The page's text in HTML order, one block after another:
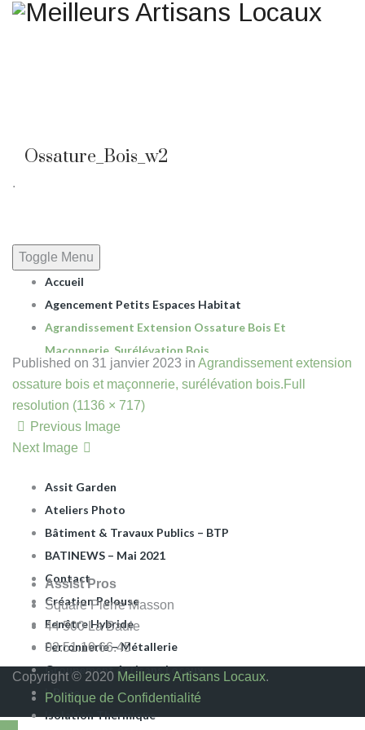
.
Toggle Menu
Accueil
Agencement Petits Espaces Habitat
Agrandissement Extension Ossature Bois Et
Maçonnerie, Surélévation Bois.
Apéro Dinatoire
ARTISANS DU BÂTIMENT
Assist Pros La Baule
Assist Rénov
Assit Garden
Ateliers Photo
Bâtiment & Travaux Publics – BTP
BATINEWS – Mai 2021
Contact
Création Pelouse
Fenêtre Hybride
Ferronnerie – Métallerie
Groupement Artisans Locaux
I-Page
Isolation Thermique
Ossature_Bois_w2
Published on 31 janvier 2023 in Agrandissement extension
ossature bois et maçonnerie, surélévation bois.Full
resolution (1136 × 717)
Previous Image
Next Image
Assist Pros
Square Pierre Masson
44 500 La Baule
02.51.10.66.45
Copyright © 2020 Meilleurs Artisans Locaux.
Politique de Confidentialité
Une question ? Un